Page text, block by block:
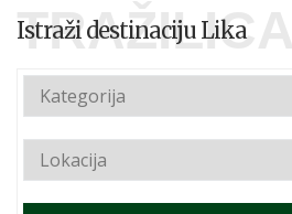
TRAŽILICA
Istraži destinaciju Lika